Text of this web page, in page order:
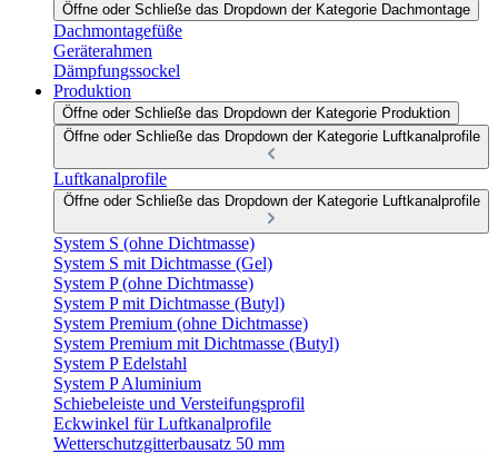
Öffne oder Schließe das Dropdown der Kategorie Dachmontage
Dachmontagefüße
Geräterahmen
Dämpfungssockel
Produktion
Öffne oder Schließe das Dropdown der Kategorie Produktion
Öffne oder Schließe das Dropdown der Kategorie Luftkanalprofile
Luftkanalprofile
Öffne oder Schließe das Dropdown der Kategorie Luftkanalprofile
System S (ohne Dichtmasse)
System S mit Dichtmasse (Gel)
System P (ohne Dichtmasse)
System P mit Dichtmasse (Butyl)
System Premium (ohne Dichtmasse)
System Premium mit Dichtmasse (Butyl)
System P Edelstahl
System P Aluminium
Schiebeleiste und Versteifungsprofil
Eckwinkel für Luftkanalprofile
Wetterschutzgitterbausatz 50 mm